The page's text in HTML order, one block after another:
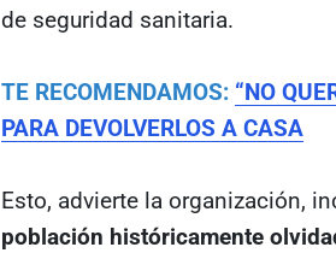
de seguridad sanitaria.
TE RECOMENDAMOS: “NO
PARA DEVOLVERLOS A CASA
Esto, advierte la organización,
población históricamente